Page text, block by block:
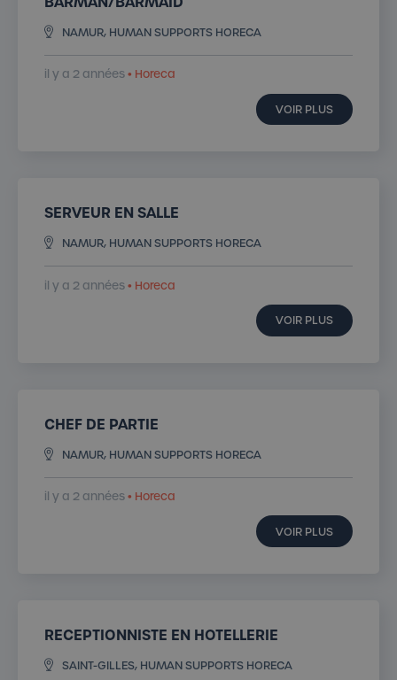
NAMUR, HUMAN SUPPORTS HORECA
il y a 2 années• Horeca
VOIR PLUS
SERVEUR EN SALLE
NAMUR, HUMAN SUPPORTS HORECA
il y a 2 années• Horeca
VOIR PLUS
CHEF DE PARTIE
NAMUR, HUMAN SUPPORTS HORECA
il y a 2 années• Horeca
VOIR PLUS
RECEPTIONNISTE EN HOTELLERIE
SAINT-GILLES, HUMAN SUPPORTS HORECA